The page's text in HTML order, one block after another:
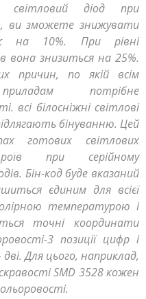
світловий діод при
ви зможете знижувати
на 10%. При рівні
вона знизиться на 25%.
причин, по якій всім
приладам потрібне
всі білосніжні світлові
бінуванню. Цей
готових світлових
при серійному
Бін-код буде вказаний
єдиним для всієї
температурою і
точні координати
3 позиції цифр і
Для цього, наприклад,
SМD 3528 кожен